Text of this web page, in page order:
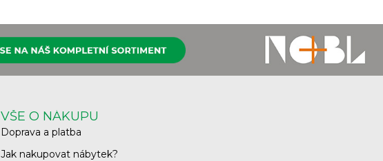
VŠE O NÁKUPU
Doprava a platba
Jak nakupovat nábytek?